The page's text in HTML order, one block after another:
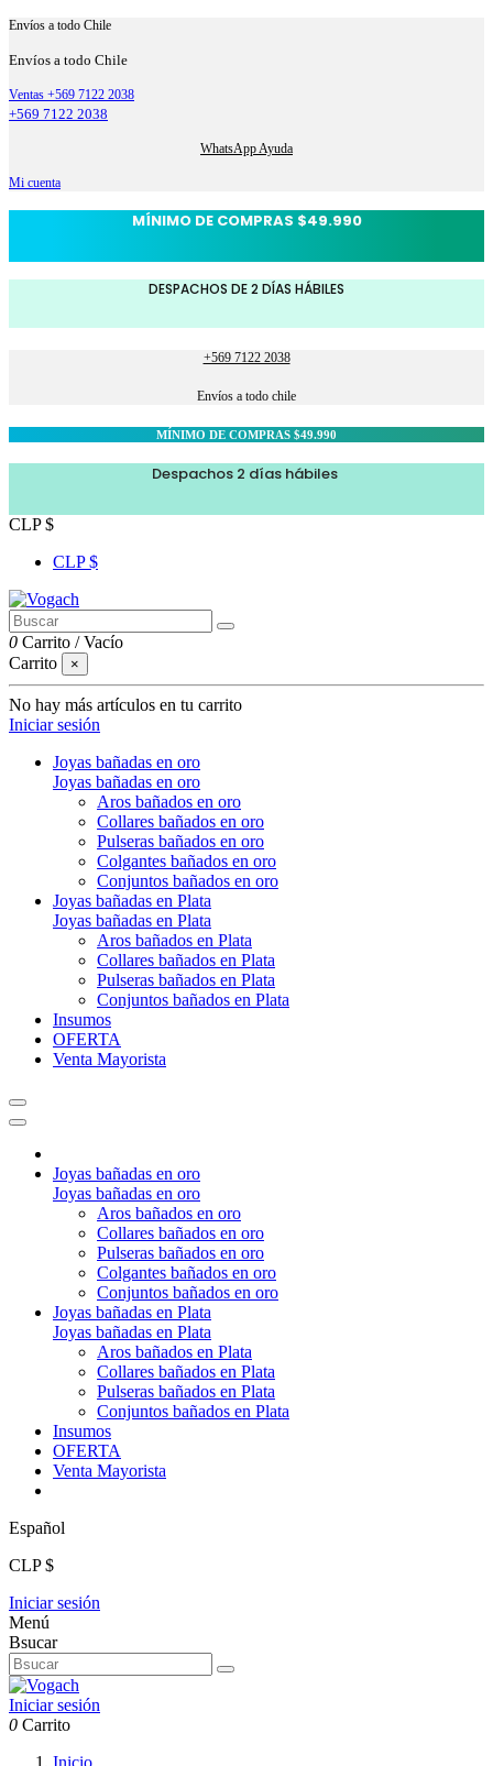
Envíos a todo Chile
Envíos a todo Chile
Ventas +569 7122 2038
+569 7122 2038
WhatsApp Ayuda
Mi cuenta
MÍNIMO DE COMPRAS $49.990
DESPACHOS DE 2 DÍAS HÁBILES
+569 7122 2038
Envíos a todo chile
MÍNIMO DE COMPRAS $49.990
Despachos 2 días hábiles
CLP $
CLP $
0 Carrito /Vacío
Carrito
×
No hay más artículos en tu carrito
Iniciar sesión
Joyas bañadas en oro
Joyas bañadas en oro
Aros bañados en oro
Collares bañados en oro
Pulseras bañados en oro
Colgantes bañados en oro
Conjuntos bañados en oro
Joyas bañadas en Plata
Joyas bañadas en Plata
Aros bañados en Plata
Collares bañados en Plata
Pulseras bañados en Plata
Conjuntos bañados en Plata
Insumos
OFERTA
Venta Mayorista
Joyas bañadas en oro
Joyas bañadas en oro
Aros bañados en oro
Collares bañados en oro
Pulseras bañados en oro
Colgantes bañados en oro
Conjuntos bañados en oro
Joyas bañadas en Plata
Joyas bañadas en Plata
Aros bañados en Plata
Collares bañados en Plata
Pulseras bañados en Plata
Conjuntos bañados en Plata
Insumos
OFERTA
Venta Mayorista
Español
CLP $
Iniciar sesión
Menú
Bsucar
Iniciar sesión
0 Carrito
Inicio